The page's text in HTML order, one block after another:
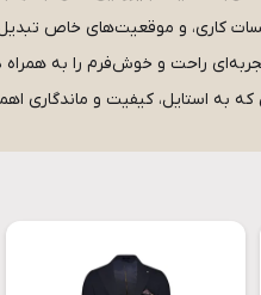
جلسات کاری، و موقعیت‌های خاص
راحت و خوش‌فرم را به همراه
که به استایل، کیفیت و ماندگاری